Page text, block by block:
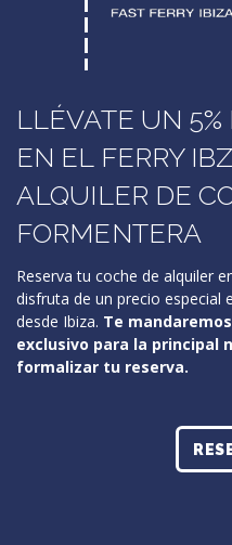
LLÉVATE UN
EN EL FERRY
ALQUILER DE
FORMENTERA
Reserva tu coche de alquiler
disfruta de un precio especial
desde Ibiza. Te
exclusivo para la principal
formalizar tu reserva.